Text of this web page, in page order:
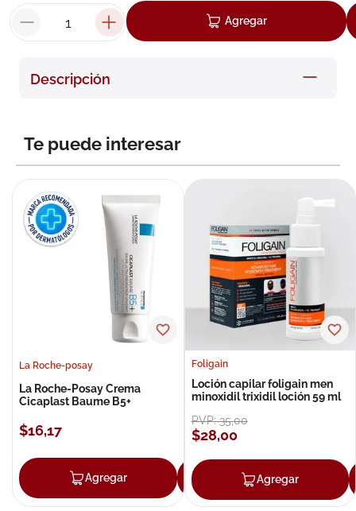
Agregar
Descripción
Te puede interesar
La Roche-posay
La Roche-Posay Crema
Cicaplast Baume B5+
$16,17
Agregar Agregar
Foligain
Loción capilar foligain men
minoxidil trixidil loción 59 ml
PVP:35,00
$28,00
Agregar
cerave
7. isdin
9 nivea
10.pañales